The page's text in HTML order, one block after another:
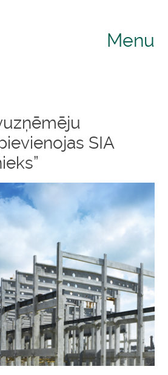
Menu
SIA